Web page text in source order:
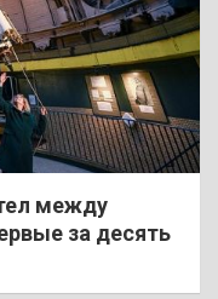
между
за десять